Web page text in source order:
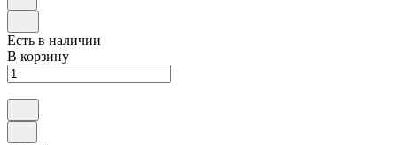
Есть в наличии
В корзину